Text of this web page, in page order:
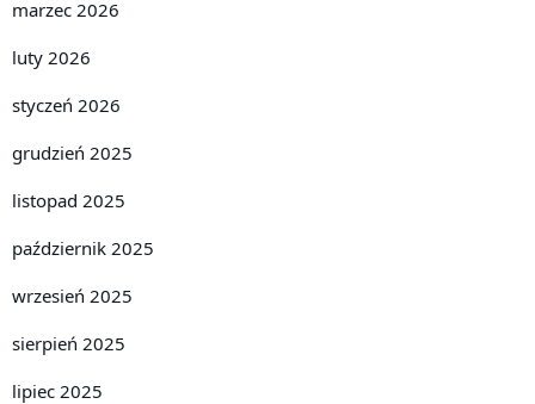
marzec 2026
luty 2026
styczeń 2026
grudzień 2025
listopad 2025
październik 2025
wrzesień 2025
sierpień 2025
lipiec 2025